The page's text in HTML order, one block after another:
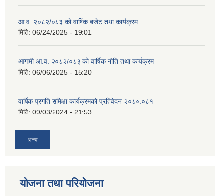
आ.व. २०८२/०८३ को वार्षिक बजेट तथा कार्यक्रम
मिति: 06/24/2025 - 19:01
आगामी आ.व. २०८२/०८३ को वार्षिक नीति तथा कार्यक्रम
मिति: 06/06/2025 - 15:20
वार्षिक प्रगति समिक्षा कार्यक्रमको प्रतिवेदन २०८०.०८१
मिति: 09/03/2024 - 21:53
अन्य
योजना तथा परियोजना